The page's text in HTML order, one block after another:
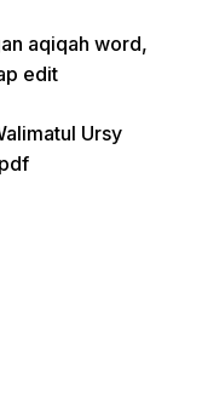
aqiqah word,
edit
Ursy